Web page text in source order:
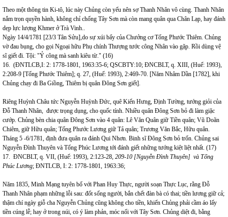
Theo một thông tin Ki-tô, lúc này Chủng còn yếu nên sợ Thanh Nhân vô cùng. Thanh Nhân
nắm trọn quyền hành, không chỉ chống Tây Sơn mà còn mang quân qua Chân Lạp, hay đánh
dẹp lực lượng Khmer ở Trà Vinh..
Ngày 14/4/1781 [23/3 Tân Sửu],do sự xúi bẩy của Chưởng cơ Tống Phước Thiêm. Chủng
vờ đau bụng, cho gọi Ngoại hữu Phụ chính Thượng tước công Nhân vào gặp. Rồi dùng vệ
sĩ giết đi. Tội: "Ỷ công mà sanh kiêu từ." (16)
16. (ĐNTLCB,I: 2: 1778-1801, 1963:35-6; QSCBTY:10; ĐNCBLT, q. XIII, (Huế: 1993),
2:208-9 [Tống Phước Thiêm]; q. 27, (Huế: 1993), 2:469-70. [Năm Nhâm Dần [1782], khi
Chủng chạy đi Ba Giồng, Thiêm bị quân Đông Sơn giết].
Riêng Huỳnh Châu tức Nguyễn Huỳnh Đức, quê Kiến Hưng, Định Tường, tướng giỏi của
Đỗ Thanh Nhân, được trọng dụng, cho quốc tính. Nhiều quân Đông Sơn bỏ đi làm giặc
cướp. Chủng bèn chia quân Đông Sơn vào 4 quân: Lê Văn Quân giữ Tiền quân; Vũ Doãn
Chiêm, giữ Hữu quân; Tống Phước Lương giữ Tả quân; Trương Văn Bắc, Hữu quân.
Tháng 5 -6/1781, định đưa quân ra đánh Qui Nhơn. Binh sĩ Đông Sơn bỏ trốn. Chủng sai
Nguyễn Đình Thuyên và Tống Phúc Lương tới đánh giết những tướng kiệt liệt nhất. (17)
17. ĐNCBLT, q. VII, (Huế: 1993), 2:123-28, 209-10 [Nguyễn Đình Thuyên] và Tống
Phúc Lương; ĐNTLCB, I: 2: 1778-1801, 1963:36;
Năm 1835, Minh Mạng tuyên bố với Phan Huy Thực, người soạn Thực Lục, rằng Đỗ
Thanh Nhân phạm những lỗi sau: đốt sống người, bắn chết đàn bà có thai; tiền lương giữ cả;
thậm chí ngày giỗ cha Nguyễn Chủng cũng không cho tiền, khiến Chủng phải cầm áo lấy
tiền cúng lễ; hay ở trong núi, có ý làm phản, móc nối với Tây Sơn. Chủng diệt đi, bằng